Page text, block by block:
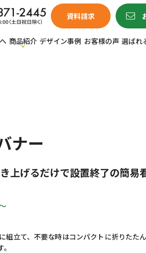
資料請求
商品紹介 デザイン事例 お客様の声 選ばれ
ナー
上げるだけで設置終了の簡易
組立て、不要な時はコンパクトに折りたた